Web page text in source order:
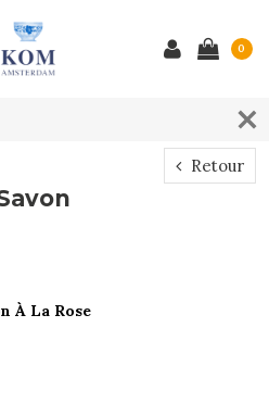
0
Retour
À La Rose